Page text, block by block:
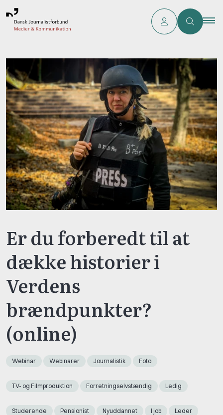
Er du forberedt til at
dække historier i
Verdens
brændpunkter?
(online)
Webinar Webinarer Journalistik Foto
TV- og Filmproduktion Forretningselvstændig Ledig
Studerende Pensionist Nyuddannet I job Leder